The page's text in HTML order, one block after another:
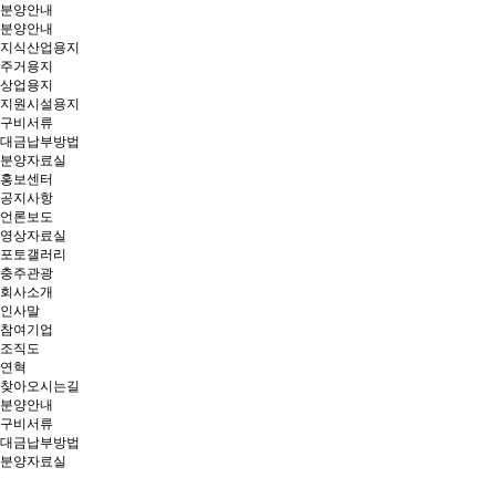
분양안내
분양안내
지식산업용지
주거용지
상업용지
지원시설용지
구비서류
대금납부방법
분양자료실
홍보센터
공지사항
언론보도
영상자료실
포토갤러리
충주관광
회사소개
인사말
참여기업
조직도
연혁
찾아오시는길
분양안내
구비서류
대금납부방법
분양자료실